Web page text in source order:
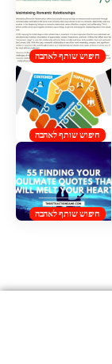
חיפוש שותף לאהבה
חיפוש שותף לאהבה
חיפוש שותף לאהבה